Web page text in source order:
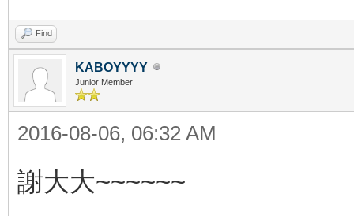
Find
KABOYYYY
Junior Member
2016-08-06, 06:32 AM
謝大大~~~~~~